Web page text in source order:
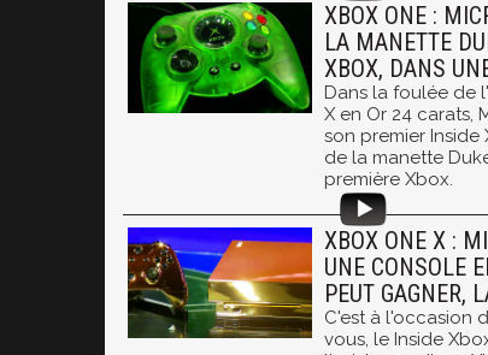
XBOX ONE :
LA MANETTE
XBOX, DANS
Dans la foulée de
X en Or 24 carats,
son premier
de la manette
première Xbox.
XBOX ONE X :
UNE CONSOLE
PEUT GAGNER,
C'est à l'occasion
vous, le Inside